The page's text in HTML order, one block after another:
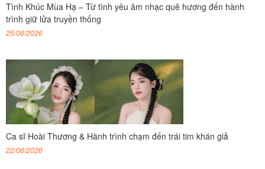
Tình Khúc Mùa Hạ – Từ tình yêu âm nhạc quê hương đến hành
trình giữ lửa truyền thống
25/06/2026
Ca sĩ Hoài Thương & Hành trình chạm đến trái tim khán giả
22/06/2026